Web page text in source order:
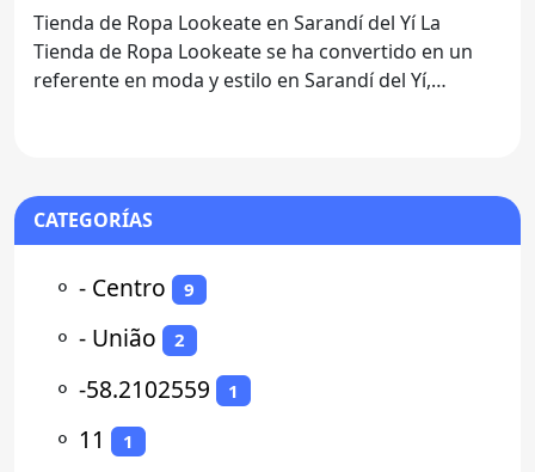
Tienda de Ropa Lookeate en Sarandí del Yí La
Tienda de Ropa Lookeate se ha convertido en un
referente en moda y estilo en Sarandí del Yí,
CATEGORÍAS
⚬ - Centro 9
⚬ - União 2
⚬ -58.2102559 1
⚬ 11 1